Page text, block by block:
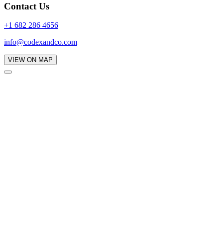
Contact Us
+1 682 286 4656
info@codexandco.com
VIEW ON MAP